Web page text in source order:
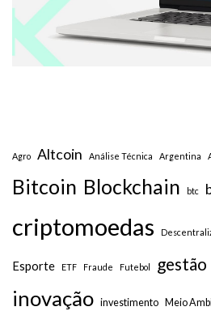
Agro Altcoin Análise Técnica Argentina
Bitcoin Blockchain btc
criptomoedas
Esporte ETF Fraude Futebol gestão
inovação investimento Meio